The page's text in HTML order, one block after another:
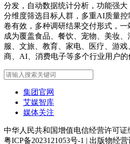
分发，自动数据统计分析，功能强大
分维度筛选目标人群，多重AI质量
卷有效，多种调研结果交付形式，一
成为覆盖食品、餐饮、宠物、美妆
服、文旅、教育、家电、医疗、游
商、AI、消费电子等多个行业用户的
集团官网
艾媒智库
媒体关注
中华人民共和国增值电信经营许可证
粤ICP备2023121053号-1 | 出版物经营